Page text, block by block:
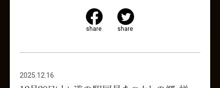
share share
2025.12.16